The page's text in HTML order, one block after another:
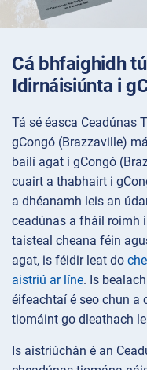
Cá bhfaighidh
Idirnáisiúnta i
Tá sé éasca Ceadúnas
gCongó (Brazzaville)
bailí agat i gCongó
cuairt a thabhairt i
a dhéanamh leis an
ceadúnas a fháil roimh
taisteal cheana féin
agat, is féidir leat do
aistriú ar líne. Is
éifeachtaí é seo chun a
tiomáint go dleathach
Is aistriúchán é an